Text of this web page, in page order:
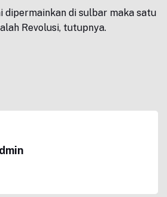
dipermainkan di sulbar maka satu
Revolusi, tutupnya.